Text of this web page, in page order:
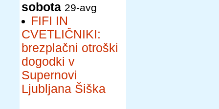
sobota 29-avg
FIFI IN
CVETLIČNIKI:
brezplačni otroški
dogodki v
Supernovi
Ljubljana Šiška